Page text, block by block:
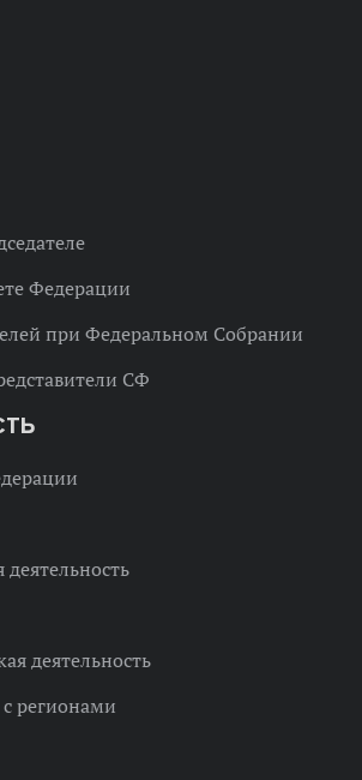
Федерации
при Федеральном Собрании
СФ
деятельность
деятельность
регионами